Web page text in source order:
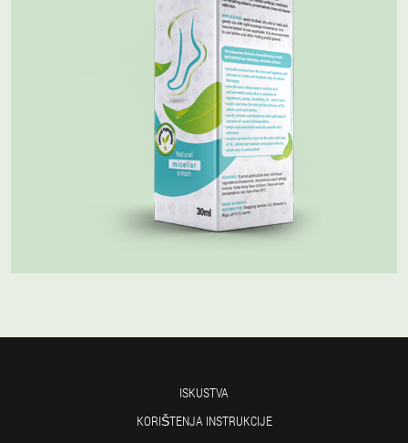
ISKUSTVA
KORIŠTENJA INSTRUKCIJE